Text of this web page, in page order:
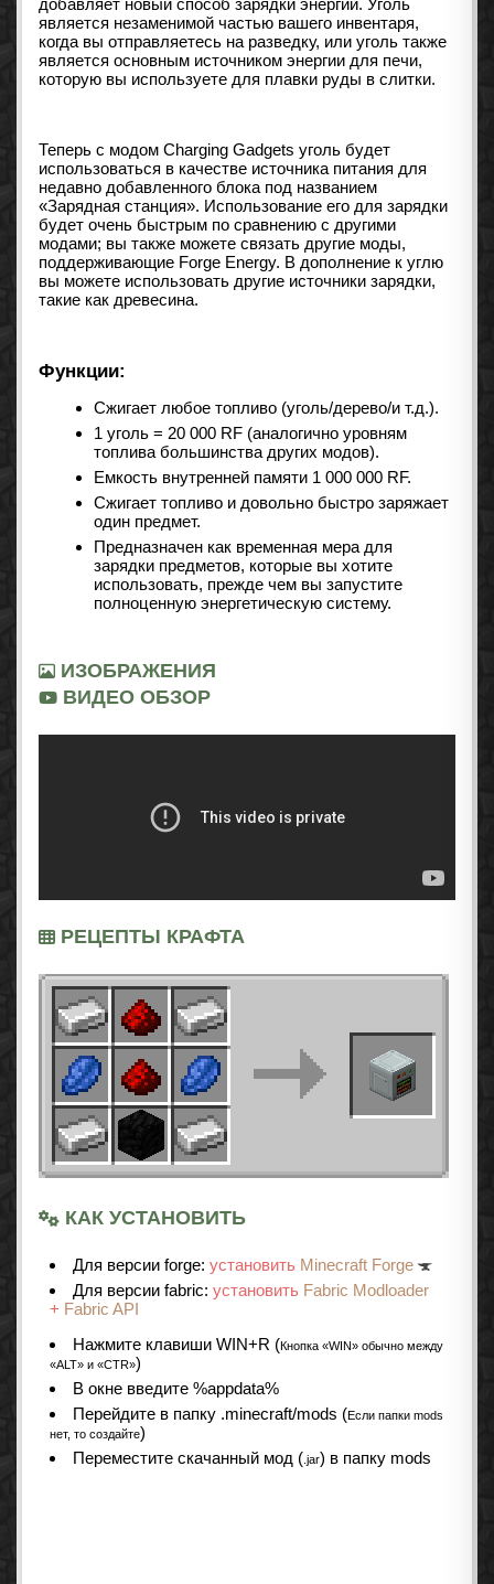
является незаменимой частью вашего инвентаря,
когда вы отправляетесь на разведку, или уголь также
является основным источником энергии для печи,
которую вы используете для плавки руды в слитки.
Теперь с модом Charging Gadgets уголь будет
использоваться в качестве источника питания для
недавно добавленного блока под названием
«Зарядная станция». Использование его для зарядки
будет очень быстрым по сравнению с другими
модами; вы также можете связать другие моды,
поддерживающие Forge Energy. В дополнение к углю
вы можете использовать другие источники зарядки,
такие как древесина.
Функции:
Сжигает любое топливо (уголь/дерево/и т.д.).
1 уголь = 20 000 RF (аналогично уровням
топлива большинства других модов).
Емкость внутренней памяти 1 000 000 RF.
Сжигает топливо и довольно быстро заряжает
один предмет.
Предназначен как временная мера для
зарядки предметов, которые вы хотите
использовать, прежде чем вы запустите
полноценную энергетическую систему.
ИЗОБРАЖЕНИЯ
ВИДЕО ОБЗОР
РЕЦЕПТЫ КРАФТА
КАК УСТАНОВИТЬ
Для версии forge: установить Minecraft Forge
Для версии fabric: установить Fabric Modloader
+ Fabric API
Нажмите клавиши WIN+R (Кнопка «WIN» обычно между
«ALT» и «CTR»)
В окне введите %appdata%
Перейдите в папку .minecraft/mods (Если папки mods
нет, то создайте)
Переместите скачанный мод ( .jar) в папку mods